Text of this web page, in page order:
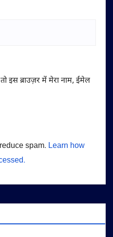
इस ब्राउज़र में मेरा नाम, ईमेल
spam. Learn how